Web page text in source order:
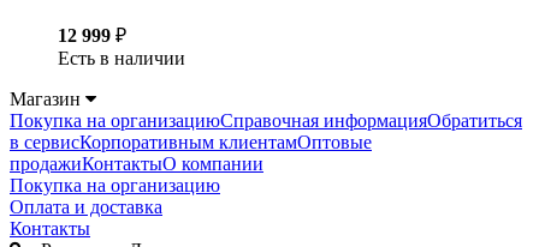
12 999 ₽
Есть в наличии
Магазин
Покупка на организациюСправочная информацияОбратиться
в сервисКорпоративным клиентамОптовые
продажиКонтактыО компании
Покупка на организацию
Оплата и доставка
Контакты